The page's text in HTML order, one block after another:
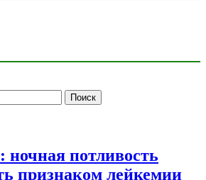
потливость
признаком лейкемии